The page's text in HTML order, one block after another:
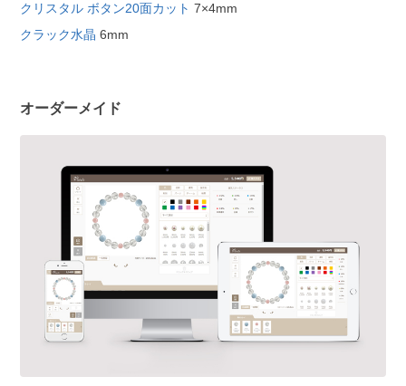
クリスタル ボタン20面カット 7×4mm
クラック水晶 6mm
オーダーメイド